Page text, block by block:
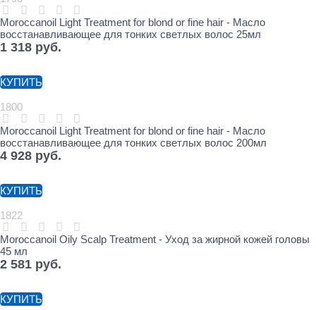
Moroccanoil Light Treatment for blond or fine hair - Масло
восстанавливающее для тонких светлых волос 25мл
1 318 руб.
КУПИТЬ
1800
Moroccanoil Light Treatment for blond or fine hair - Масло
восстанавливающее для тонких светлых волос 200мл
4 928 руб.
КУПИТЬ
1822
Moroccanoil Oily Scalp Treatment - Уход за жирной кожей головы
45 мл
2 581 руб.
КУПИТЬ